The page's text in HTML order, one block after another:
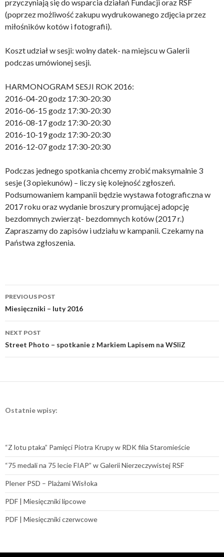
przyczyniają się do wsparcia działań Fundacji oraz RSF
(poprzez możliwość zakupu wydrukowanego zdjęcia przez
miłośników kotów i fotografii).
Koszt udział w sesji: wolny datek- na miejscu w Galerii
podczas umówionej sesji.
HARMONOGRAM SESJI ROK 2016:
2016-04-20 godz 17:30-20:30
2016-06-15 godz 17:30-20:30
2016-08-17 godz 17:30-20:30
2016-10-19 godz 17:30-20:30
2016-12-07 godz 17:30-20:30
Podczas jednego spotkania chcemy zrobić maksymalnie 3
sesje (3 opiekunów) – liczy się kolejność zgłoszeń.
Podsumowaniem kampanii będzie wystawa fotograficzna w
2017 roku oraz wydanie broszury promującej adopcję
bezdomnych zwierząt- bezdomnych kotów (2017 r.)
Zapraszamy do zapisów i udziału w kampanii. Czekamy na
Państwa zgłoszenia.
Post
navigation
PREVIOUS POST
Miesięczniki – luty 2016
NEXT POST
Street Photo – spotkanie z Markiem Lapisem na WSIiZ
Ostatnie wpisy:
“Z lotu ptaka” Pamięci Piotra Krupy w RDK filia Staromieście
“75 medali na 75 lecie FIAP” w Galerii Nierzeczywistej RSF
Plener PSD – Plażami Wisłoka
PDF | Miesięczniki lipcowe
PDF | Miesięczniki czerwcowe